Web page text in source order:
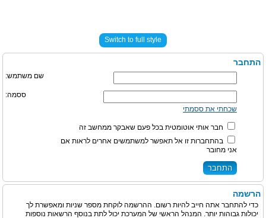
Switch to full style
התחבר
שם משתמש:
ססמה:
שכחתי את ססמתי
חבר אותי אוטומטית בכל פעם שאבקר ממחשב זה
בהתחברות זו אל תאפשר למשתמשים אחרים לראות אם
אני מחובר
הרשמה
כדי להתחבר אתה חייב להיות רשום. ההרשמה לוקחת מספר שניות ומאפשרת לך
יכולות גבוהות יותר. המנהל הראשי של המערכת יכול לתת בנוסף הרשאות נוספות